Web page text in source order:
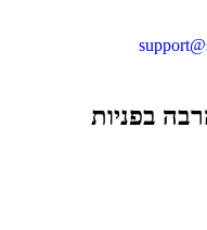
בפניות